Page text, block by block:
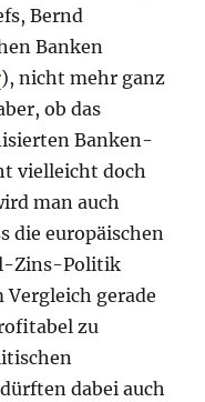
Bernd
Banken
), nicht mehr ganz
ob das
Banken-
vielleicht doch
man auch
die europäischen
Zins-Politik
Vergleich gerade
zu
dabei auch